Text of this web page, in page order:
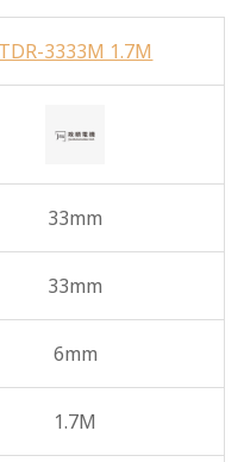
TDR-3333M 1.7M
33mm
33mm
6mm
1.7M